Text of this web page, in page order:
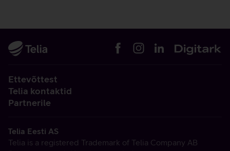
Ettevõttest
Telia kontaktid
Partnerile
Telia Eesti AS
Telia is a registered Trademark of Telia Company AB